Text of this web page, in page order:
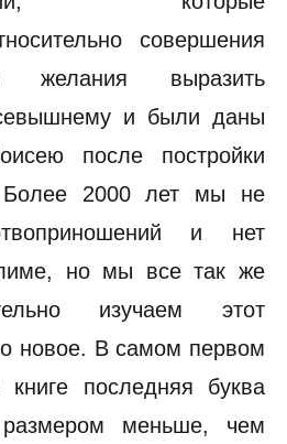
совершения
желания выразить
и были даны
после постройки
Более 2000 лет мы не
и нет
но мы все так же
изучаем этот
новое. В самом первом
последняя буква
меньше, чем